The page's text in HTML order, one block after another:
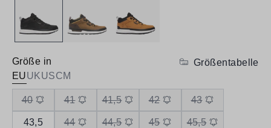
Größe in
EUUKUSCM
Größentabelle
40 41 41,5 42 43
43,5 44 44,5 45 45,5